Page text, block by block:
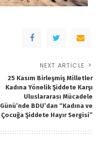
NEXT ARTICLE
25 Kasım Birleşmiş Milletler
Kadına Yönelik Şiddete Karşı
Uluslararası Mücadele
Günü’nde BDU’dan “Kadına ve
Çocuğa Şiddete Hayır Sergisi”